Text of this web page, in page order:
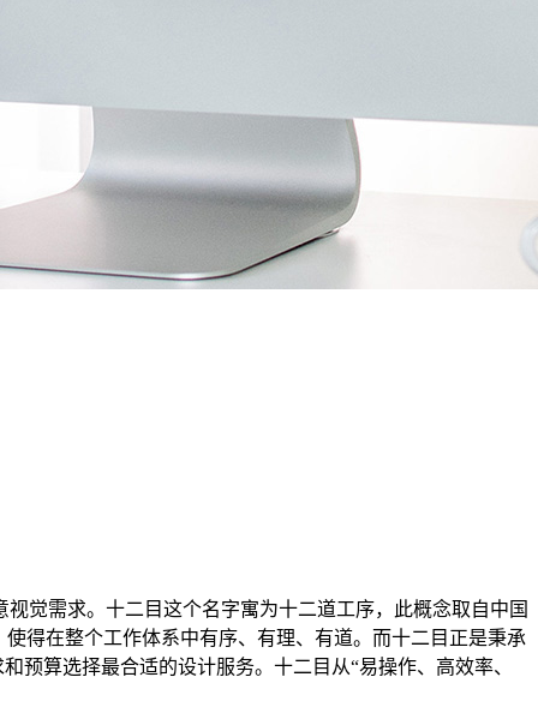
觉需求。十二目这个名字寓为十二道工序，此概念取自中国
得在整个工作体系中有序、有理、有道。而十二目正是秉承
预算选择最合适的设计服务。十二目从“易操作、高效率、